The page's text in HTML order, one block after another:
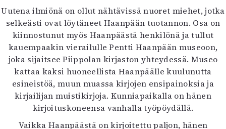
Uutena ilmiönä on ollut nähtävissä nuoret miehet, jotka
selkeästi ovat löytäneet Haanpään tuotannon. Osa on
kiinnostunut myös Haanpäästä henkilönä ja tullut
kauempaakin vierailulle Pentti Haanpään museoon,
joka sijaitsee Piippolan kirjaston yhteydessä. Museo
kattaa kaksi huoneellista Haanpäälle kuulunutta
esineistöä, muun muassa kirjojen ensipainoksia ja
kirjailijan muistikirjoja. Kunniapaikalla on hänen
kirjoituskoneensa vanhalla työpöydällä.
Vaikka Haanpäästä on kirjoitettu paljon, hänen